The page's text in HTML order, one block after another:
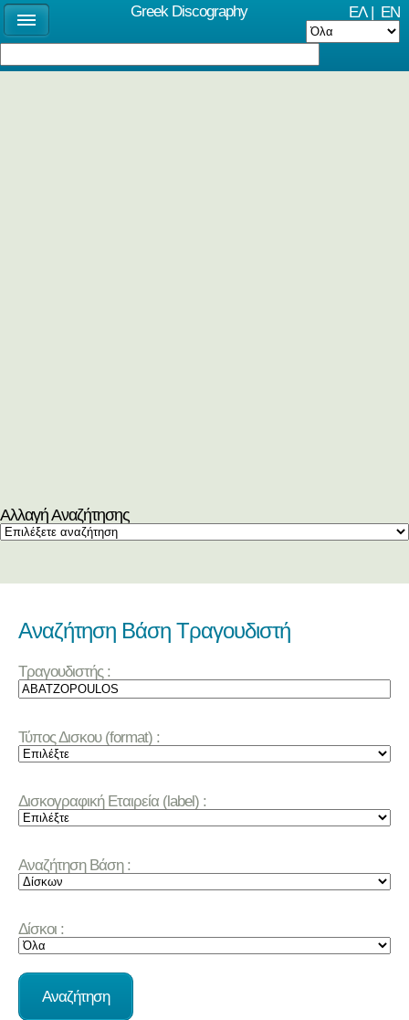
ΕΛ| EN
Αλλαγή Αναζήτησης
Αναζήτηση Βάση Τραγουδιστή
Τραγουδιστής :
Τύπος Δισκου (format) :
Δισκογραφική Εταιρεία (label) :
Αναζήτηση Βάση :
Δίσκοι :
Greek Discography